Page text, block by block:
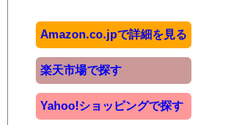
Amazon.co.jpで詳細を見る
楽天市場で探す
Yahoo!ショッピングで探す